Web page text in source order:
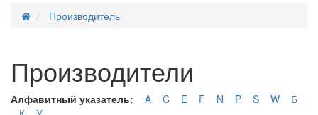
Производитель
Производители
Алфавитный указатель: A C E F N P S W
Б